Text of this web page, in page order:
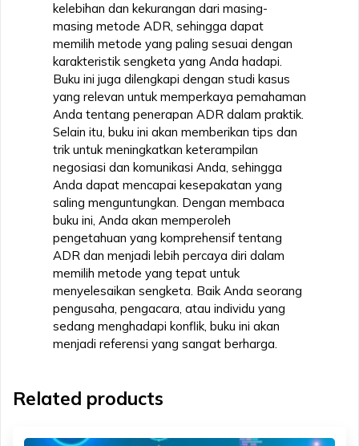
kelebihan dan kekurangan dari masing-
masing metode ADR, sehingga dapat
memilih metode yang paling sesuai dengan
karakteristik sengketa yang Anda hadapi.
Buku ini juga dilengkapi dengan studi kasus
yang relevan untuk memperkaya pemahaman
Anda tentang penerapan ADR dalam praktik.
Selain itu, buku ini akan memberikan tips dan
trik untuk meningkatkan keterampilan
negosiasi dan komunikasi Anda, sehingga
Anda dapat mencapai kesepakatan yang
saling menguntungkan. Dengan membaca
buku ini, Anda akan memperoleh
pengetahuan yang komprehensif tentang
ADR dan menjadi lebih percaya diri dalam
memilih metode yang tepat untuk
menyelesaikan sengketa. Baik Anda seorang
pengusaha, pengacara, atau individu yang
sedang menghadapi konflik, buku ini akan
menjadi referensi yang sangat berharga.
Related products